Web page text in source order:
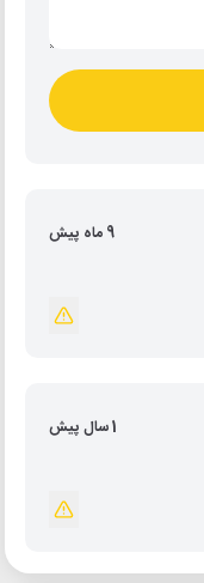
9 ماه پیش
1 سال پیش